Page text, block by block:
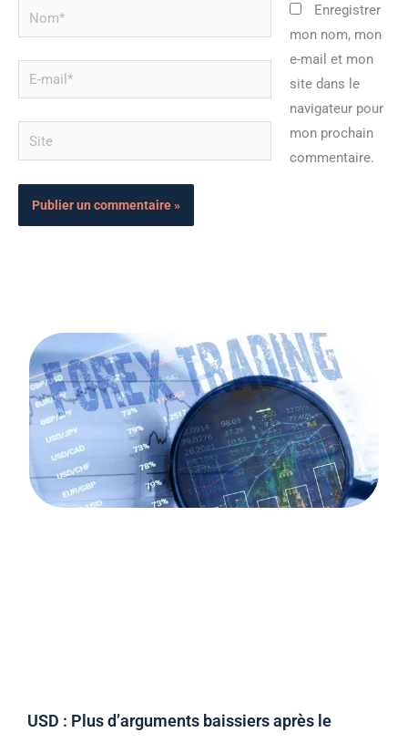
Nom*
mail*
Site
Enregistrer
mon nom, mon
e-mail et mon
site dans le
navigateur pour
mon prochain
commentaire.
USD : Plus d’arguments baissiers après le